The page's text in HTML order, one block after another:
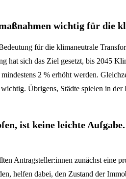
wichtig für die
für die klimaneutrale
hat sich das Ziel gesetzt, bis 2045
2 % erhöht werden.
wichtig. Übrigens, Städte spielen in
ist keine leichte
Antragsteller:innen zunächst eine
helfen dabei, den Zustand der